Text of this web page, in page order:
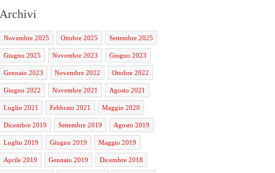
Archivi
Novembre 2025 Ottobre 2025 Settembre 2025
Giugno 2025 Novembre 2023 Giugno 2023
Gennaio 2023 Novembre 2022 Ottobre 2022
Giugno 2022 Novembre 2021 Agosto 2021
Luglio 2021 Febbraio 2021 Maggio 2020
Dicembre 2019 Settembre 2019 Agosto 2019
Luglio 2019 Giugno 2019 Maggio 2019
Aprile 2019 Gennaio 2019 Dicembre 2018